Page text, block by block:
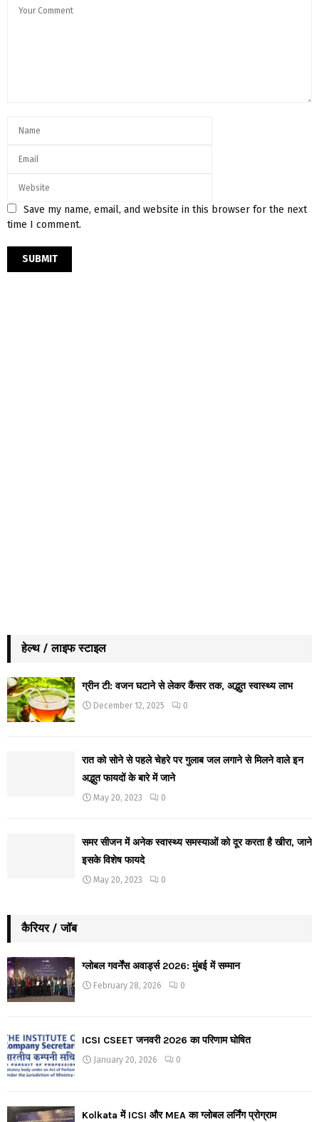
Save my name, email, and website in this browser for the next
time I comment.
हेल्थ / लाइफ स्टाइल
ग्रीन टी: वजन घटाने से लेकर कैंसर तक, अद्भुत स्वास्थ्य लाभ
December 12, 2025 0
रात को सोने से पहले चेहरे पर गुलाब जल लगाने से मिलने वाले इन
अद्भुत फायदों के बारे में जाने
May 20, 2023 0
समर सीजन में अनेक स्वास्थ्य समस्याओं को दूर करता है खीरा, जाने
इसके विशेष फायदे
May 20, 2023 0
कैरियर / जॉब
ग्लोबल गवर्नेंस अवार्ड्स 2026: मुंबई में सम्मान
February 28, 2026 0
ICSI CSEET जनवरी 2026 का परिणाम घोषित
January 20, 2026 0
Kolkata में ICSI और MEA का ग्लोबल लर्निंग प्रोग्राम